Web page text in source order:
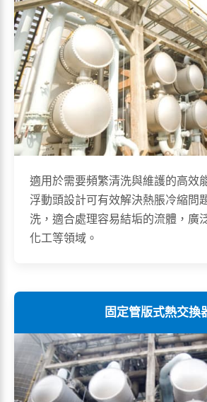
適用於需要頻繁清洗與維護的高效
浮動頭設計可有效解決熱脹冷縮問
洗，適合處理容易結垢的流體，廣
化工等領域。
固定管版式熱交換